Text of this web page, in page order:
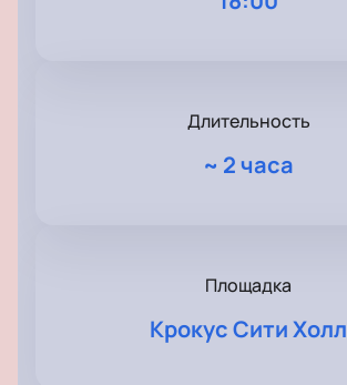
Длительность
~ 2 часа
Площадка
Крокус Сити Холл